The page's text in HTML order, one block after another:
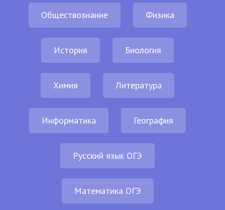
Обществознание Физика
История Биология
Химия Литература
Информатика География
Русский язык ОГЭ
Математика ОГЭ